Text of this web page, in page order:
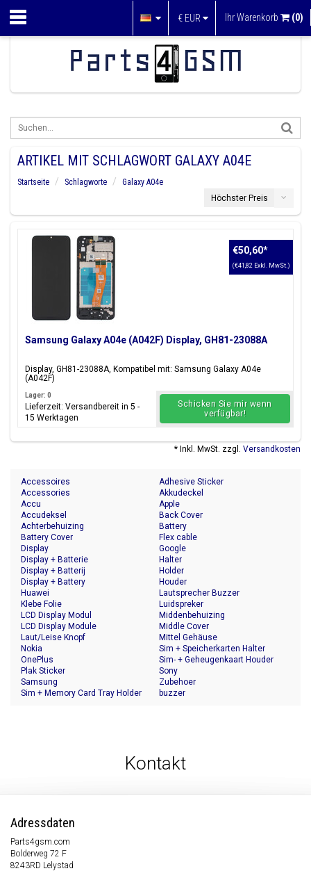
€ EUR Ihr Warenkorb (0)
ARTIKEL MIT SCHLAGWORT GALAXY A04E
Startseite Schlagworte
Galaxy A04e
Höchster Preis
Samsung Galaxy A04e (A042F) Display, GH81-23088A
Display, GH81-23088A, Kompatibel mit: Samsung Galaxy A04e
(A042F)
€50,60*
(€41,82 Exkl. MwSt.)
Lager: 0
Lieferzeit: Versandbereit in 5 -
15 Werktagen
Schicken Sie mir wenn
verfügbar!
* Inkl. MwSt. zzgl. Versandkosten
Accessoires
Accessories
Accu
Accudeksel
Achterbehuizing
Adhesive Sticker
Akkudeckel
Apple
Back Cover
Battery
Battery Cover
Display
Display + Batterie
Display + Batterij
Display + Battery
Flex cable
Google
Halter
Holder
Houder
Huawei
Klebe Folie
LCD Display Modul
LCD Display Module
Laut/Leise Knopf
Lautsprecher Buzzer
Luidspreker
Middenbehuizing
Middle Cover
Mittel Gehäuse
Nokia
OnePlus
Plak Sticker
Samsung
Sim + Memory Card Tray Holder
Sim + Speicherkarten Halter
Sim- + Geheugenkaart Houder
Sony
Zubehoer
buzzer
Kontakt
Adressdaten
Parts4gsm.com
Bolderweg 72 F
8243RD Lelystad